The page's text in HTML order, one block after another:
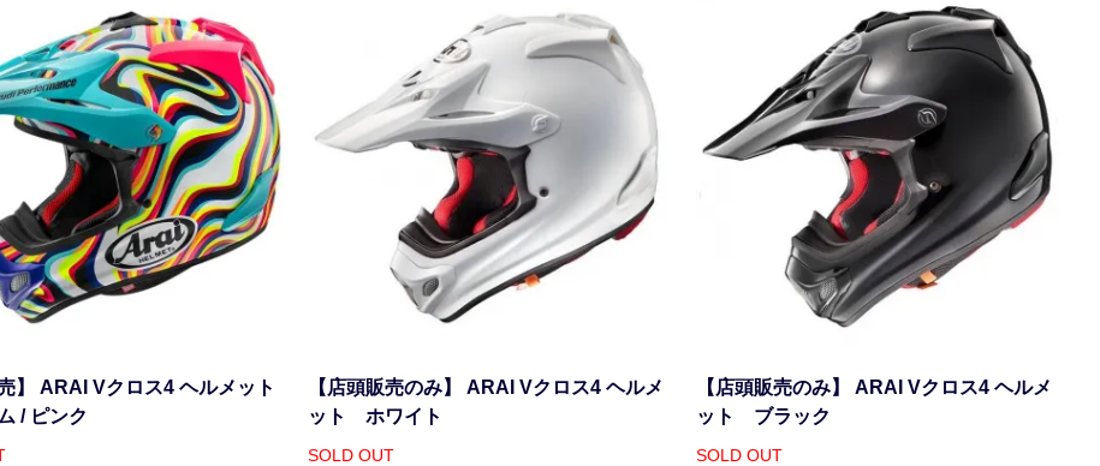
】 ARAI Vクロス4 ヘルメット
/ ピンク
【店頭販売のみ】 ARAI Vクロス4 ヘルメ
ット ホワイト
SOLD OUT
【店頭販売のみ】 ARAI Vクロス4 ヘルメ
ット ブラック
SOLD OUT